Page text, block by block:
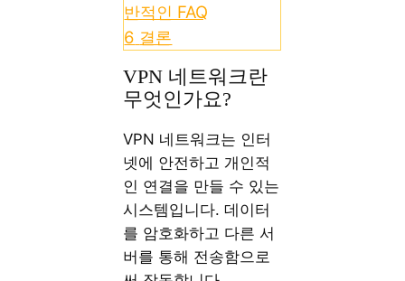
반적인 FAQ
6 결론
VPN 네트워크란
무엇인가요?
VPN 네트워크는 인터
넷에 안전하고 개인적
인 연결을 만들 수 있는
시스템입니다. 데이터
를 암호화하고 다른 서
버를 통해 전송함으로